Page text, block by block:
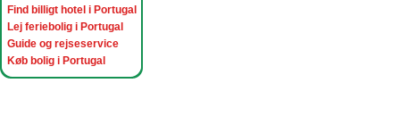
Find billigt hotel i Portugal
Lej feriebolig i Portugal
Guide og rejseservice
Køb bolig i Portugal